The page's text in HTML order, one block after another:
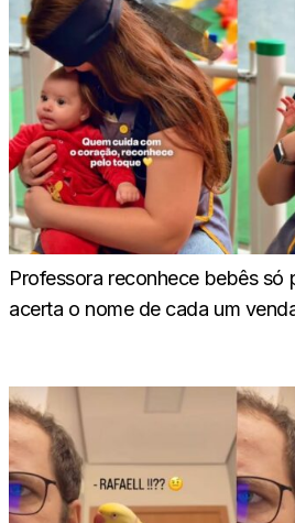
Professora reconhece bebês só
acerta o nome de cada um